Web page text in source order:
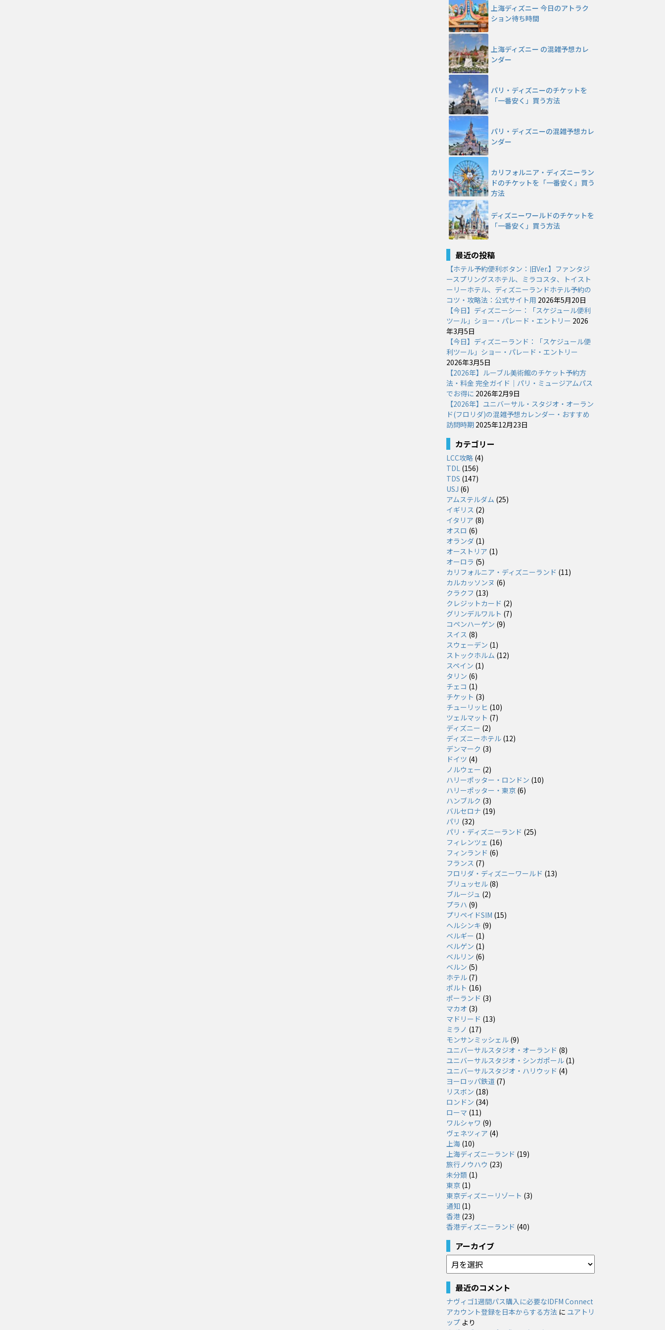
上海ディズニー 今日のアトラク
ション待ち時間
上海ディズニー の混雑予想カレ
ンダー
パリ・ディズニーのチケットを
「一番安く」買う方法
パリ・ディズニーの混雑予想カレ
ンダー
カリフォルニア・ディズニーラン
ドのチケットを「一番安く」買う
方法
ディズニーワールドのチケットを
「一番安く」買う方法
最近の投稿
【ホテル予約便利ボタン：旧Ver.】ファンタジ
ースプリングスホテル、ミラコスタ、トイスト
ーリーホテル、ディズニーランドホテル予約の
コツ・攻略法：公式サイト用 2026年5月20日
【今日】ディズニーシー：「スケジュール便利
ツール」ショー・パレード・エントリー 2026
年3月5日
【今日】ディズニーランド：「スケジュール便
利ツール」ショー・パレード・エントリー
2026年3月5日
【2026年】ルーブル美術館のチケット予約方
法・料金 完全ガイド｜パリ・ミュージアムパス
でお得に 2026年2月9日
【2026年】ユニバーサル・スタジオ・オーラン
ド(フロリダ)の混雑予想カレンダー・おすすめ
訪問時期 2025年12月23日
カテゴリー
LCC攻略 (4)
TDL (156)
TDS (147)
USJ (6)
アムステルダム (25)
イギリス (2)
イタリア (8)
オスロ (6)
オランダ (1)
オーストリア (1)
オーロラ (5)
カリフォルニア・ディズニーランド (11)
カルカッソンヌ (6)
クラクフ (13)
クレジットカード (2)
グリンデルワルト (7)
コペンハーゲン (9)
スイス (8)
スウェーデン (1)
ストックホルム (12)
スペイン (1)
タリン (6)
チェコ (1)
チケット (3)
チューリッヒ (10)
ツェルマット (7)
ディズニー (2)
ディズニーホテル (12)
デンマーク (3)
ドイツ (4)
ノルウェー (2)
ハリーポッター・ロンドン (10)
ハリーポッター・東京 (6)
ハンブルク (3)
バルセロナ (19)
パリ (32)
パリ・ディズニーランド (25)
フィレンツェ (16)
フィンランド (6)
フランス (7)
フロリダ・ディズニーワールド (13)
ブリュッセル (8)
ブルージュ (2)
プラハ (9)
プリペイドSIM (15)
ヘルシンキ (9)
ベルギー (1)
ベルゲン (1)
ベルリン (6)
ベルン (5)
ホテル (7)
ポルト (16)
ポーランド (3)
マカオ (3)
マドリード (13)
ミラノ (17)
モンサンミッシェル (9)
ユニバーサルスタジオ・オーランド (8)
ユニバーサルスタジオ・シンガポール (1)
ユニバーサルスタジオ・ハリウッド (4)
ヨーロッパ鉄道 (7)
リスボン (18)
ロンドン (34)
ローマ (11)
ワルシャワ (9)
ヴェネツィア (4)
上海 (10)
上海ディズニーランド (19)
旅行ノウハウ (23)
未分類 (1)
東京 (1)
東京ディズニーリゾート (3)
通知 (1)
香港 (23)
香港ディズニーランド (40)
アーカイブ
ア
ー
カ
イ
ブ
最近のコメント
ナヴィゴ1週間パス購入に必要なIDFM Connect
アカウント登録を日本からする方法 に ユアトリ
ップ より